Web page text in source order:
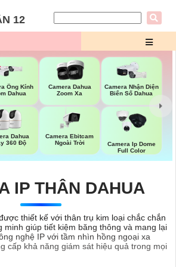
12
Ống Kính
Dahua
Camera Dahua
Zoom Xa
Camera Nhận Diện
Biển Số Dahua
Dahua
360 Độ
Camera Ebitcam
Ngoài Trời
Camera Ip Dome
Full Color
IP THÂN DAHUA
thiết kế với thân trụ kim loại chắc chắn
minh giúp tiết kiệm băng thông và mang lại
nghệ IP với tầm nhìn hồng ngoại xa
cấp khả năng giám sát hiệu quả trong mọi